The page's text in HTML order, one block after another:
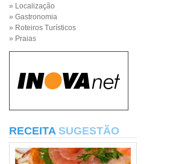
» Localização
» Gastronomia
» Roteiros Turísticos
» Praias
RECEITA SUGESTÃO